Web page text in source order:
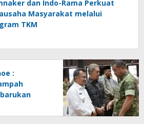
dan Indo-Rama Perkuat
Masyarakat melalui
TKM
: